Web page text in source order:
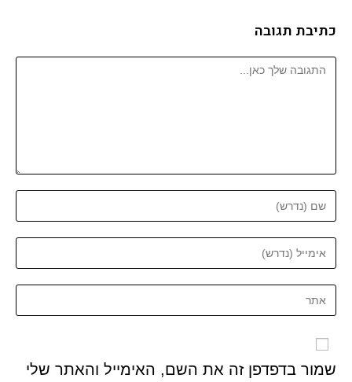
כתיבת תגובה
שמור בדפדפן זה את השם, האימייל והאתר שלי